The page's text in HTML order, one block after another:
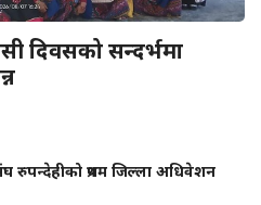
दिवसको सन्दर्भमा
रुपन्देहीको प्रथम जिल्ला अधिवेशन